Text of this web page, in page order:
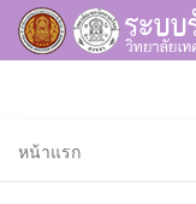
หน้าแรก